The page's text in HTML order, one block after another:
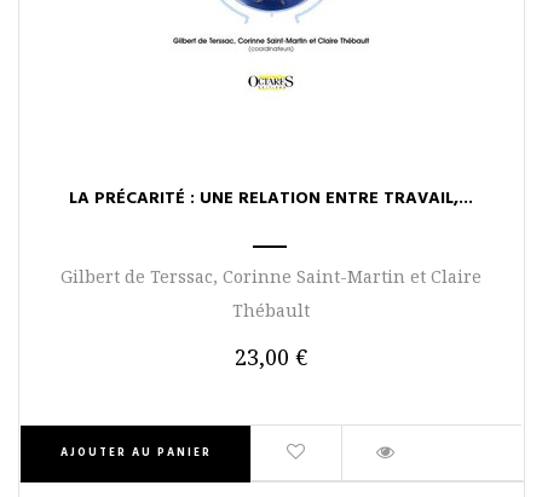
AJOUTER AU PANIER
LA PRÉCARITÉ : UNE RELATION ENTRE TRAVAIL,...
Gilbert de Terssac, Corinne Saint-Martin et Claire
Thébault
23,00 €